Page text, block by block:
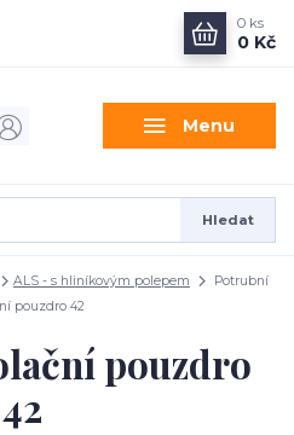
Menu
Hledat
0 ks
0 Kč
ALS - s hliníkovým polepem
Potrubní
pouzdro 42
pouzdro
42